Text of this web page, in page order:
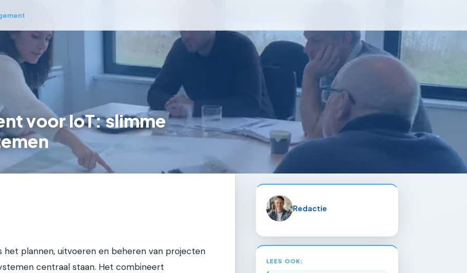
voor IoT: slimme
het plannen, uitvoeren en beheren van projecten
centraal staan. Het combineert
Redactie
LEES OOK: